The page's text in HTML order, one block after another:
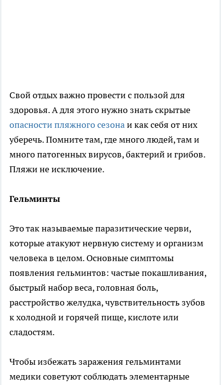
Свой отдых важно провести с пользой для
здоровья. А для этого нужно знать скрытые
опасности пляжного сезонаи как себя от них
уберечь. Помните там, где много людей, там и
много патогенных вирусов, бактерий и грибов.
Пляжи не исключение.
Гельминты
Это так называемые паразитические черви,
которые атакуют нервную систему и организм
человека в целом. Основные симптомы
появления гельминтов: частые покашливания,
быстрый набор веса, головная боль,
расстройство желудка, чувствительность зубов
к холодной и горячей пище, кислоте или
сладостям.
Чтобы избежать заражения гельминтами
медики советуют соблюдать элементарные